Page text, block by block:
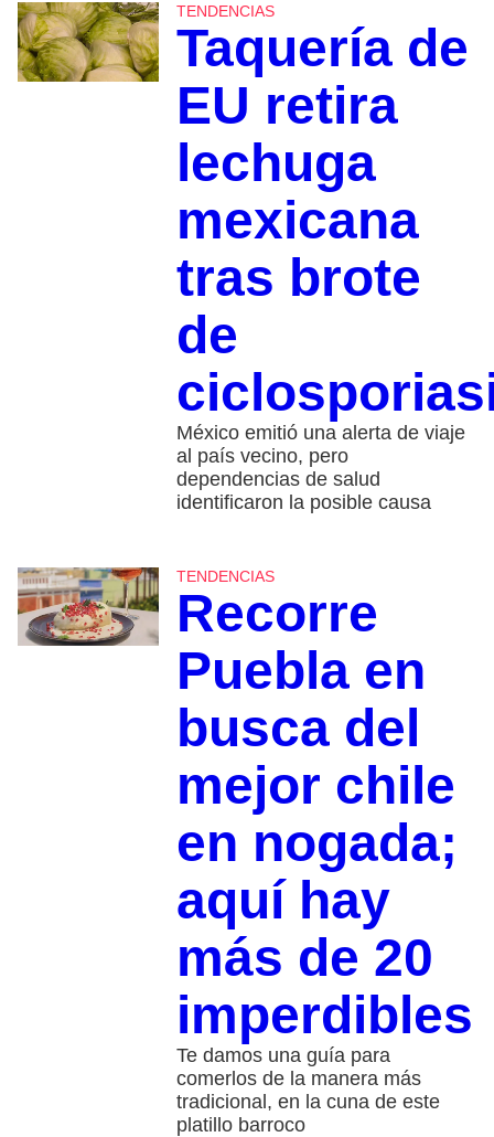
TENDENCIAS
Taquería de
EU retira
lechuga
mexicana
tras brote
de
México emitió una alerta de viaje
al país vecino, pero
dependencias de salud
identificaron la posible causa
TENDENCIAS
Recorre
Puebla en
busca del
mejor chile
en nogada;
aquí hay
más de 20
imperdibles
Te damos una guía para
comerlos de la manera más
tradicional, en la cuna de este
platillo barroco